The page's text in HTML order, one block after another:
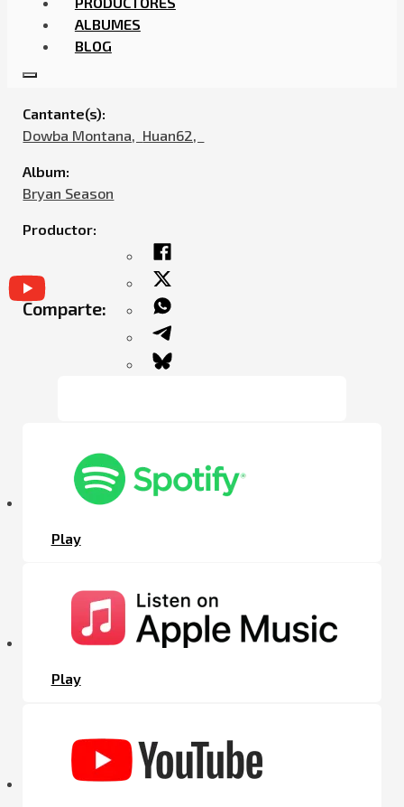
ALBUMES
BLOG
DOWBA MONTANA – TU MARIDO (FEAT. HUAN62 &
Cantante(s):
Dowba Montana,ㅤㅤ Huan62,ㅤㅤ
Album:
Bryan Season
Productor:
Comparte:
Play
Play